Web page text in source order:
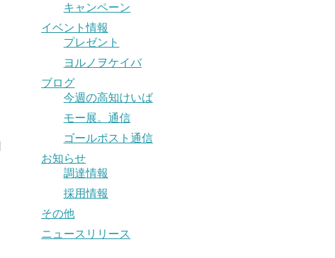
キャンペーン
イベント情報
プレゼント
ヨルノヲケイバ
ブログ
今週の高知けいば
モー展。通信
ゴールポスト通信
お知らせ
調達情報
採用情報
その他
ニュースリリース